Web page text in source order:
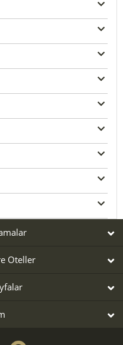
Oteller